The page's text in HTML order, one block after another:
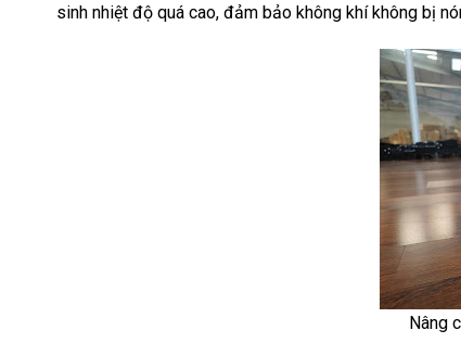
sinh nhiệt độ quá cao, đảm bảo không khí không bị
Nâng